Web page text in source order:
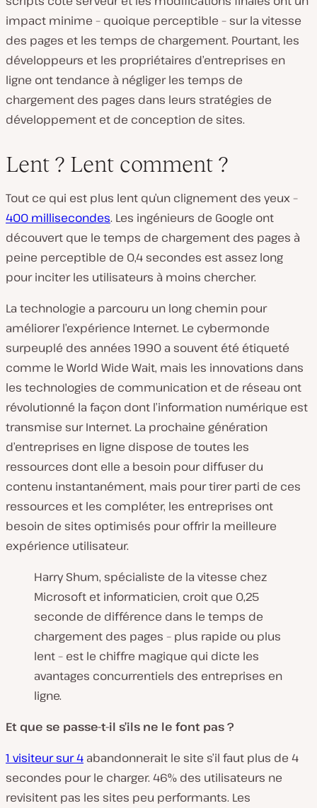
impact minime – quoique perceptible – sur la vitesse
des pages et les temps de chargement. Pourtant, les
développeurs et les propriétaires d’entreprises en
ligne ont tendance à négliger les temps de
chargement des pages dans leurs stratégies de
développement et de conception de sites.
Lent ? Lent comment ?
Tout ce qui est plus lent qu’un clignement des yeux –
400 millisecondes. Les ingénieurs de Google ont
découvert que le temps de chargement des pages à
peine perceptible de 0,4 secondes est assez long
pour inciter les utilisateurs à moins chercher.
La technologie a parcouru un long chemin pour
améliorer l’expérience Internet. Le cybermonde
surpeuplé des années 1990 a souvent été étiqueté
comme le World Wide Wait, mais les innovations dans
les technologies de communication et de réseau ont
révolutionné la façon dont l’information numérique est
transmise sur Internet. La prochaine génération
d’entreprises en ligne dispose de toutes les
ressources dont elle a besoin pour diffuser du
contenu instantanément, mais pour tirer parti de ces
ressources et les compléter, les entreprises ont
besoin de sites optimisés pour offrir la meilleure
expérience utilisateur.
Harry Shum, spécialiste de la vitesse chez
Microsoft et informaticien, croit que 0,25
seconde de différence dans le temps de
chargement des pages – plus rapide ou plus
lent – est le chiffre magique qui dicte les
avantages concurrentiels des entreprises en
ligne.
Et que se passe-t-il s’ils ne le font pas ?
1 visiteur sur 4 abandonnerait le site s’il faut plus de 4
secondes pour le charger. 46% des utilisateurs ne
revisitent pas les sites peu performants. Les